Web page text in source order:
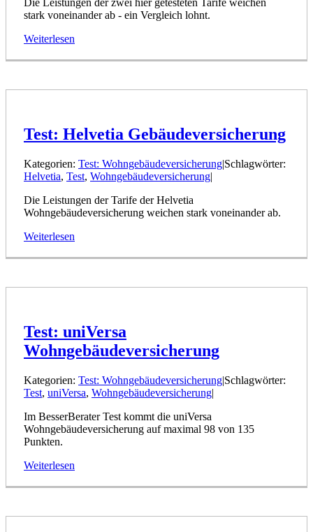
Die Leistungen der zwei hier getesteten Tarife weichen
stark voneinander ab - ein Vergleich lohnt.
Weiterlesen
Test: Helvetia Gebäudeversicherung
Kategorien: Test: Wohngebäudeversicherung|Schlagwörter:
Helvetia, Test, Wohngebäudeversicherung|
Die Leistungen der Tarife der Helvetia
Wohngebäudeversicherung weichen stark voneinander ab.
Weiterlesen
Test: uniVersa
Wohngebäudeversicherung
Kategorien: Test: Wohngebäudeversicherung|Schlagwörter:
Test, uniVersa, Wohngebäudeversicherung|
Im BesserBerater Test kommt die uniVersa
Wohngebäudeversicherung auf maximal 98 von 135
Punkten.
Weiterlesen